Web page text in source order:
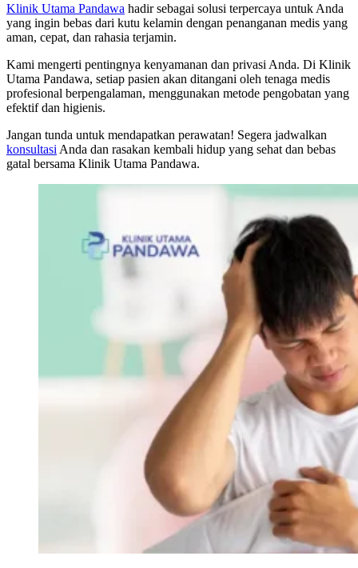
Klinik Utama Pandawa hadir sebagai solusi terpercaya untuk Anda
yang ingin bebas dari kutu kelamin dengan penanganan medis yang
aman, cepat, dan rahasia terjamin.
Kami mengerti pentingnya kenyamanan dan privasi Anda. Di Klinik
Utama Pandawa, setiap pasien akan ditangani oleh tenaga medis
profesional berpengalaman, menggunakan metode pengobatan yang
efektif dan higienis.
Jangan tunda untuk mendapatkan perawatan! Segera jadwalkan
konsultasi Anda dan rasakan kembali hidup yang sehat dan bebas
gatal bersama Klinik Utama Pandawa.